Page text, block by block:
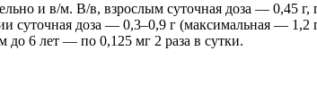
и в/м. В/в, взрослым суточная доза — 0,45
суточная доза — 0,3–0,9 г (максимальная —
до 6 лет — по 0,125 мг 2 раза в сутки.